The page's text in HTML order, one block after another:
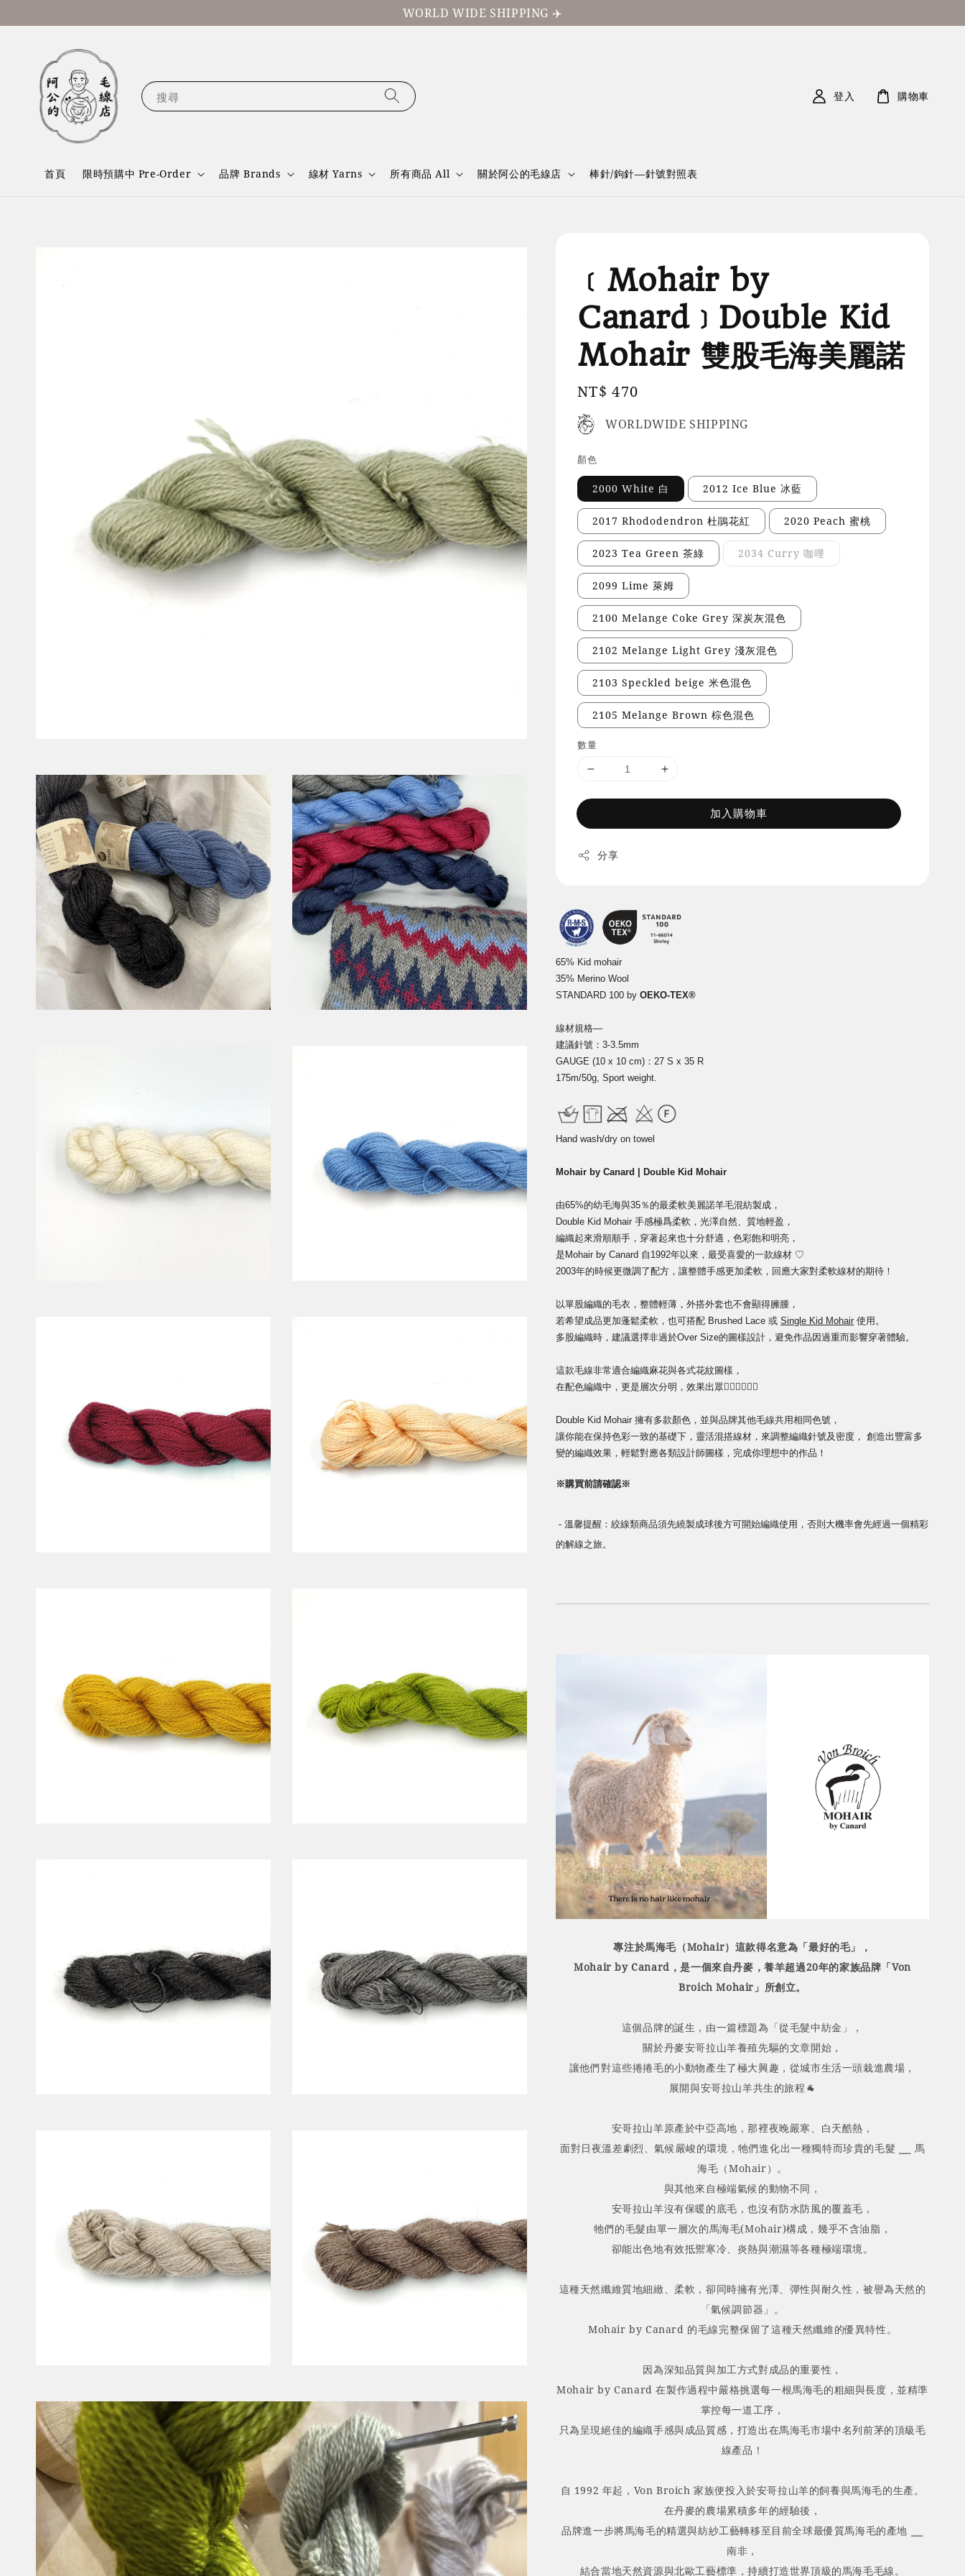
WORLD WIDE SHIPPING ✈️
搜尋
首頁 限時預購中 Pre-Order 品牌 Brands 線材 Yarns 所有商品 All 關於阿公的毛線店 棒針/鉤針—針號對照表
登入 購物車
﹝Mohair by
Canard﹞Double Kid
Mohair 雙股毛海美麗諾
Regular
price
NT$ 470
WORLDWIDE SHIPPING
顏色
2000 White 白 2012 Ice Blue 冰藍
2017 Rhododendron 杜鵑花紅 2020 Peach 蜜桃
2023 Tea Green 茶綠 2034 Curry 咖哩
2099 Lime 萊姆
2100 Melange Coke Grey 深炭灰混色
2102 Melange Light Grey 淺灰混色
2103 Speckled beige 米色混色
2105 Melange Brown 棕色混色
數量
加入購物車
分享
65% Kid mohair
35% Merino Wool
STANDARD 100 byOEKO-TEX®
線材規格—
建議針號：3-3.5mm
GAUGE (10 x 10 cm)：27 S x 35 R
175m/50g, Sport weight.
Hand wash/dry on towel
Mohair by Canard | Double Kid Mohair
由65%的幼毛海與35％的最柔軟美麗諾羊毛混紡製成，
Double Kid Mohair 手感極爲柔軟，光澤自然、質地輕盈，
編織起來滑順順手，穿著起來也十分舒適，色彩飽和明亮，
是Mohair by Canard 自1992年以來，最受喜愛的一款線材 ♡
2003年的時候更微調了配方，讓整體手感更加柔軟，回應大家對柔軟線材的期待！
以單股編織的毛衣，整體輕薄，外搭外套也不會顯得臃腫，
若希望成品更加蓬鬆柔軟，也可搭配 Brushed Lace 或Single Kid Mohair 使用。
多股編織時，建議選擇非過於Over Size的圖樣設計，避免作品因過重而影響穿著體驗。
這款毛線非常適合編織麻花與各式花紋圖樣，
在配色編織中，更是層次分明，效果出眾👍🏻👍🏻👍🏻
Double Kid Mohair 擁有多款顏色，並與品牌其他毛線共用相同色號，
讓你能在保持色彩一致的基礎下，靈活混搭線材，來調整編織針號及密度，
創造出豐富多
變的編織效果，輕鬆對應各類設計師圖樣，完成你理想中的作品！
※購買前請確認※
-溫馨提醒：絞線類商品須先繞製成球後方可開始編織使用，否則大機率會先經過一個精彩
的解線之旅。
專注於馬海毛（Mohair）這款得名意為「最好的毛」，
Mohair by Canard，是一個來自丹麥，養羊超過20年的家族品牌「Von
Broich Mohair」所創立。
這個品牌的誕生，由一篇標題為「從毛髮中紡金」，
關於丹麥安哥拉山羊養殖先驅的文章開始，
讓他們對這些捲捲毛的小動物產生了極大興趣，從城市生活一頭栽進農場，
展開與安哥拉山羊共生的旅程🐐
安哥拉山羊原產於中亞高地，那裡夜晚嚴寒、白天酷熱，
面對日夜溫差劇烈、氣候嚴峻的環境，牠們進化出一種獨特而珍貴的毛髮
馬
海毛（Mohair）。
與其他來自極端氣候的動物不同，
安哥拉山羊沒有保暖的底毛，也沒有防水防風的覆蓋毛，
牠們的毛髮由單一層次的馬海毛(Mohair)構成，幾乎不含油脂，
卻能出色地有效抵禦寒冷、炎熱與潮濕等各種極端環境。
這種天然纖維質地細緻、柔軟，卻同時擁有光澤、彈性與耐久性，被譽為天然的
「氣候調節器」。
Mohair by Canard 的毛線完整保留了這種天然纖維的優異特性。
因為深知品質與加工方式對成品的重要性，
Mohair by Canard 在製作過程中嚴格挑選每一根馬海毛的粗細與長度，並精準
掌控每一道工序，
只為呈現絕佳的編織手感與成品質感，打造出在馬海毛市場中名列前茅的頂級毛
線產品！
自 1992 年起，Von Broich 家族便投入於安哥拉山羊的飼養與馬海毛的生產。
在丹麥的農場累積多年的經驗後，
品牌進一步將馬海毛的精選與紡紗工藝轉移至目前全球最優質馬海毛的產地 ⎯⎯
南非，
結合當地天然資源與北歐工藝標準，持續打造世界頂級的馬海毛毛線。